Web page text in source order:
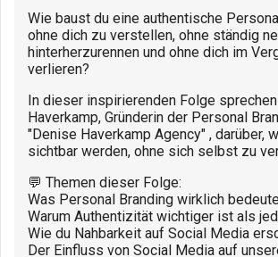
Wie baust du eine authentische
ohne dich zu verstellen, ohne ständig
hinterherzurennen und ohne dich im
verlieren?
In dieser inspirierenden Folge
Haverkamp, Gründerin der Personal
"Denise Haverkamp Agency" , darüber,
sichtbar werden, ohne sich selbst zu
💬 Themen dieser Folge:
Was Personal Branding wirklich
Warum Authentizität wichtiger ist als
Wie du Nahbarkeit auf Social Media
Der Einfluss von Social Media auf